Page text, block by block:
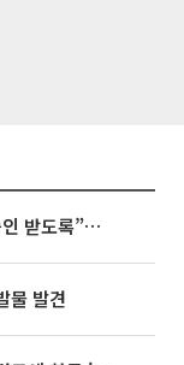
김정관 장관 “반도체 성과급, 주총 승인 받도록”…상법·자본시장법 개정 시사
물 발견